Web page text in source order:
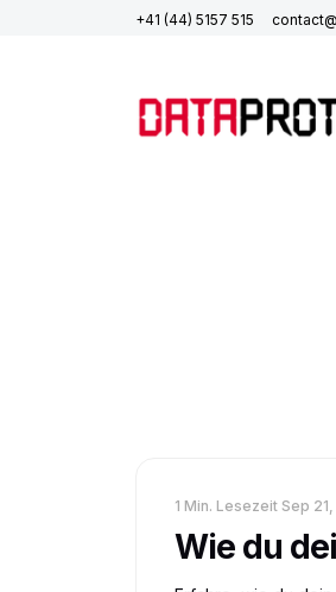
+41 (44) 5157 515
1 Min. Lesezeit Sep
Wie du